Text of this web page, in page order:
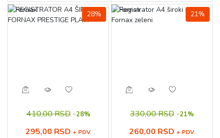
28%
410,00 RSD-28%
295,00 RSD + PDV
21%
330,00 RSD-21%
260,00 RSD + PDV